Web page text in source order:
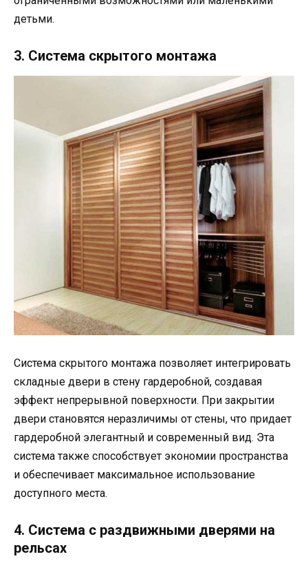
детьми.
3. Система скрытого монтажа
Система скрытого монтажа позволяет интегрировать
складные двери в стену гардеробной, создавая
эффект непрерывной поверхности. При закрытии
двери становятся неразличимы от стены, что придает
гардеробной элегантный и современный вид. Эта
система также способствует экономии пространства
и обеспечивает максимальное использование
доступного места.
4. Система с раздвижными дверями на
рельсах